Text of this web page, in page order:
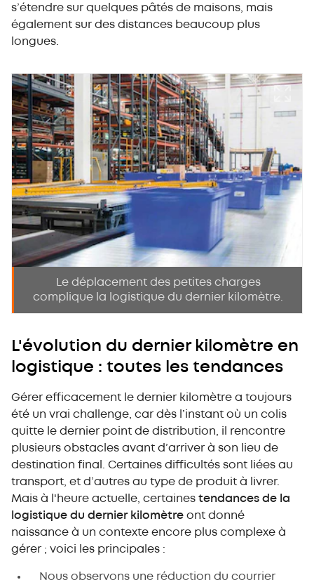
s’étendre sur quelques pâtés de maisons, mais
également sur des distances beaucoup plus
longues.
Le déplacement des petites charges
complique la logistique du dernier kilomètre.
L'évolution du dernier kilomètre en
logistique : toutes les tendances
Gérer efficacement le dernier kilomètre a toujours
été un vrai challenge, car dès l’instant où un colis
quitte le dernier point de distribution, il rencontre
plusieurs obstacles avant d’arriver à son lieu de
destination final. Certaines difficultés sont liées au
transport, et d’autres au type de produit à livrer.
Mais à l'heure actuelle, certaines tendances de la
logistique du dernier kilomètre ont donné
naissance à un contexte encore plus complexe à
gérer ; voici les principales :
Nous observons une réduction du courrier